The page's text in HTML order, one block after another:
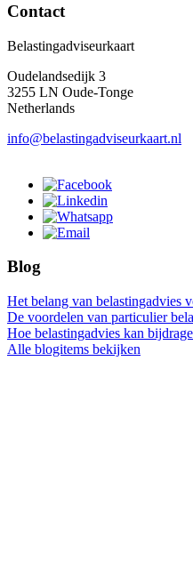
Contact
Belastingadviseurkaart
Oudelandsedijk 3
3255 LN Oude-Tonge
Netherlands
info@belastingadviseurkaart.nl
Blog
Het belang van belastingadvies
De voordelen van particulier
Hoe belastingadvies kan
Alle blogitems bekijken